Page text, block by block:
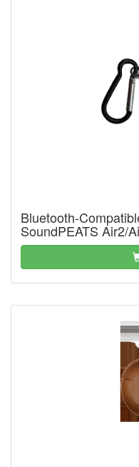
Bluetooth-
SoundPEATS Air2/